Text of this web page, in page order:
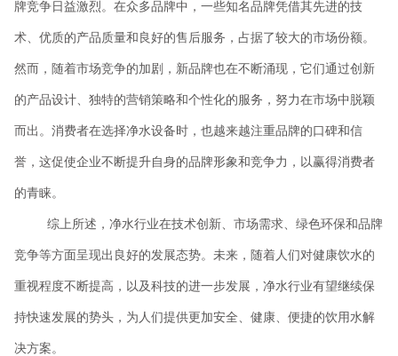
牌竞争日益激烈。在众多品牌中，一些知名品牌凭借其先进的技
术、优质的产品质量和良好的售后服务，占据了较大的市场份额。
然而，随着市场竞争的加剧，新品牌也在不断涌现，它们通过创新
的产品设计、独特的营销策略和个性化的服务，努力在市场中脱颖
而出。消费者在选择净水设备时，也越来越注重品牌的口碑和信
誉，这促使企业不断提升自身的品牌形象和竞争力，以赢得消费者
的青睐。
综上所述，净水行业在技术创新、市场需求、绿色环保和品牌
竞争等方面呈现出良好的发展态势。未来，随着人们对健康饮水的
重视程度不断提高，以及科技的进一步发展，净水行业有望继续保
持快速发展的势头，为人们提供更加安全、健康、便捷的饮用水解
决方案。